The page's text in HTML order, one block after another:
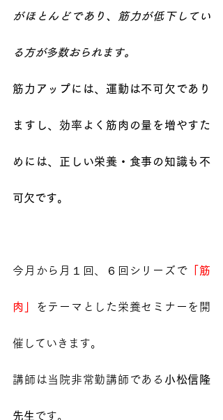
がほとんどであり、筋力が低下してい
る方が多数おられます。
筋力アップには、運動は不可欠であり
ますし、効率よく筋肉の量を増やすた
めには、正しい栄養・食事の知識も不
可欠です。
今月から月１回、６回シリーズで 「筋
肉」 をテーマとした栄養セミナーを開
催していきます。
講師は当院非常勤講師である 小松信隆
先生 です。